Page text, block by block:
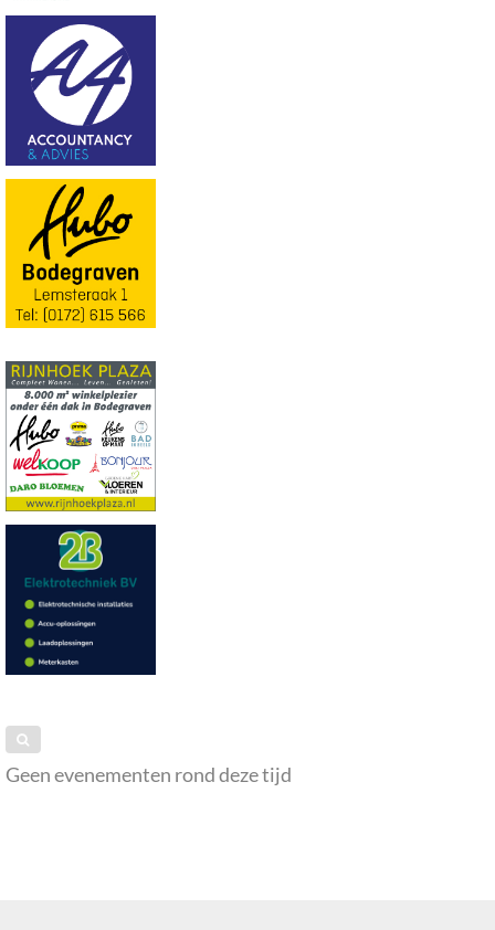
Geen evenementen rond deze tijd